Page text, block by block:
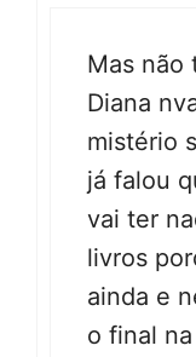
Mas não
Diana
mistério
já falou
vai ter
livros
ainda e
o final